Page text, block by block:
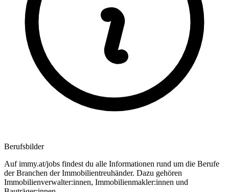
Berufsbilder
Auf immy.at/jobs findest du alle Informationen rund um die Berufe
der Branchen der Immobilientreuhänder. Dazu gehören
Immobilienverwalter:innen, Immobilienmakler:innen und